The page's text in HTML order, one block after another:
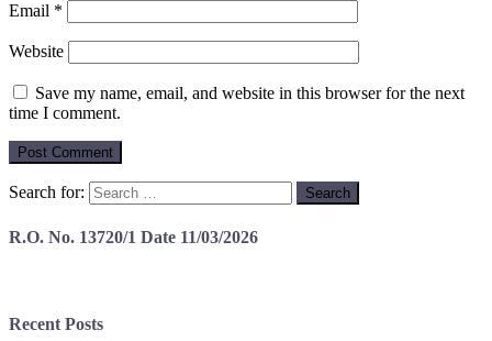
Email *
Website
Save my name, email, and website in this browser for the next
time I comment.
Search for:
R.O. No. 13720/1 Date 11/03/2026
Recent Posts